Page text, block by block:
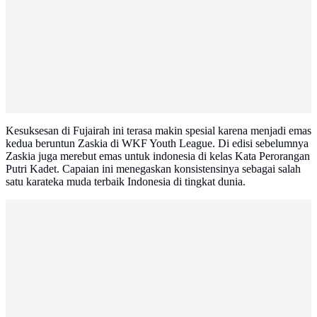
Kesuksesan di Fujairah ini terasa makin spesial karena menjadi emas
kedua beruntun Zaskia di WKF Youth League. Di edisi sebelumnya
Zaskia juga merebut emas untuk indonesia di kelas Kata Perorangan
Putri Kadet. Capaian ini menegaskan konsistensinya sebagai salah
satu karateka muda terbaik Indonesia di tingkat dunia.